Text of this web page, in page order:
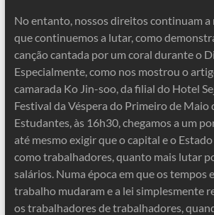
No entanto, nossos direitos continuam a
que continuemos a lutar, como
canção cantada por um coral durante o
Especialmente, como nos mostrou o
camarada Ko Jin-soo, da filial do Hotel
Festival da Véspera do Primeiro de Maio
Estudantes, às 16h30, chegamos a um
até mesmo exigir que o capital e o
como trabalhadores, quanto mais lutar
salários. Numa época em que os tempos
trabalho mudaram e a lei simplesmente
os trabalhadores de trabalhadores,